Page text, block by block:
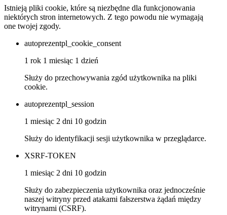
Istnieją pliki cookie, które są niezbędne dla funkcjonowania
niektórych stron internetowych. Z tego powodu nie wymagają
one twojej zgody.
autoprezentpl_cookie_consent
1 rok 1 miesiąc 1 dzień
Służy do przechowywania zgód użytkownika na pliki
cookie.
autoprezentpl_session
1 miesiąc 2 dni 10 godzin
Służy do identyfikacji sesji użytkownika w przeglądarce.
XSRF-TOKEN
1 miesiąc 2 dni 10 godzin
Służy do zabezpieczenia użytkownika oraz jednocześnie
naszej witryny przed atakami fałszerstwa żądań między
witrynami (CSRF).